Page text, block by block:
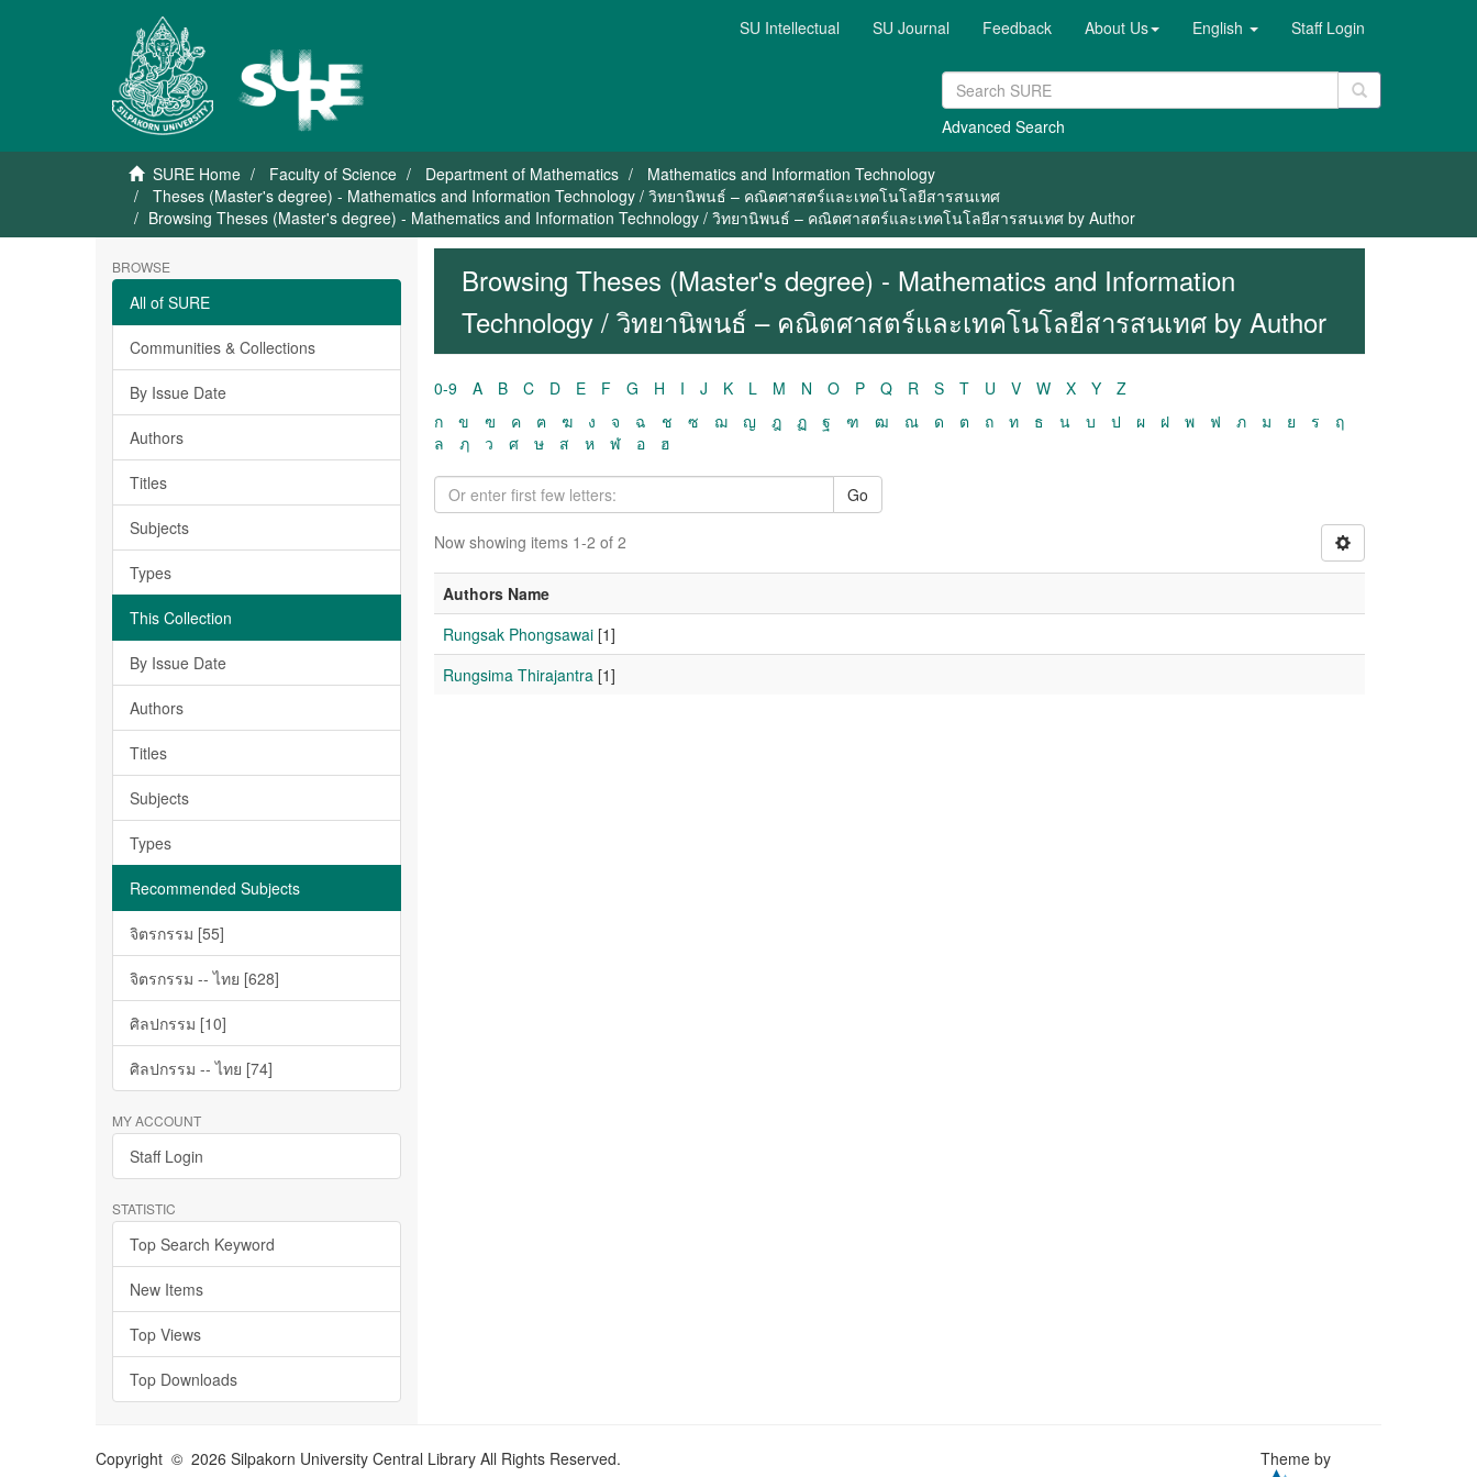
SU Intellectual SU Journal Feedback About Us English Staff Login
Advanced Search
SURE Home Faculty of Science Department of Mathematics
Mathematics and Information Technology
Theses (Master's degree) - Mathematics and Information Technology / วิทยานิพนธ์ – คณิตศาสตร์และเทคโนโลยีสารสนเทศ
Browsing Theses (Master's degree) - Mathematics and Information Technology / วิทยานิพนธ์ – คณิตศาสตร์และเทคโนโลยีสารสนเทศ by Author
BROWSE
All of SURE
Communities & Collections
By Issue Date
Authors
Titles
Subjects
Types
This Collection
By Issue Date
Authors
Titles
Subjects
Types
Recommended Subjects
จิตรกรรม [55]
จิตรกรรม -- ไทย [628]
ศิลปกรรม [10]
ศิลปกรรม -- ไทย [74]
MY ACCOUNT
Staff Login
STATISTIC
Top Search Keyword
New Items
Top Views
Top Downloads
Browsing Theses (Master's degree) - Mathematics and Information
Technology / วิทยานิพนธ์ – คณิตศาสตร์และเทคโนโลยีสารสนเทศ by Author
0-9 A B C D E F G H I J K L M N O P Q R S T U V W X Y
Z
ก
ข ฃ ค ฅ ฆ ง จ ฉ ช ซ ฌ ญ ฎ ฏ ฐ ฑ ฒ ณ ด ต ถ ท ธ น บ ป ผ ฝ พ ฟ ภ ม ย ร
ฤ
ล
ฦ ว ศ ษ ส ห ฬ อ ฮ
Go
Now showing items 1-2 of 2
Authors Name
Rungsak Phongsawai[1]
Rungsima Thirajantra[1]
Copyright © 2026 Silpakorn University Central Library All Rights Reserved. Theme by